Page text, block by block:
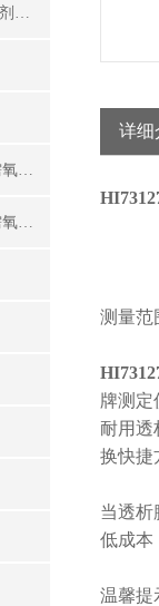
德国罗威邦试剂/LOVIBOND试剂/罗威邦试剂
BOD测定仪/BOD分析仪/生化需氧量测定仪
COD测定仪/COD分析仪/化学需氧量测定仪
详细
测量范
牌测定
耐用透
换快捷
当透析
低成本
温馨提